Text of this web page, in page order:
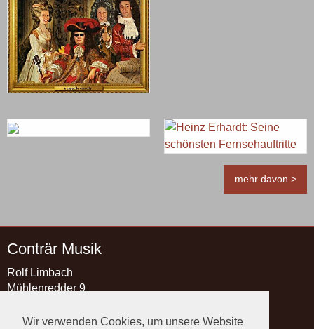
Wir verwenden Cookies, um unsere Website
mehr davon >
Conträr Musik
Rolf Limbach
Mühlenredder 9